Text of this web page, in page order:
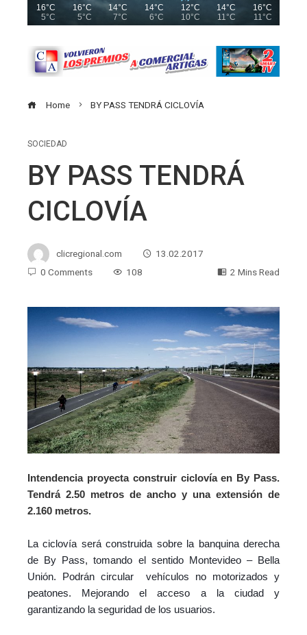
16°C
5°C
16°C
5°C
14°C
7°C
14°C
6°C
12°C
10°C
14°C
11°C
16°C
11°C
Home BY PASS TENDRÁ CICLOVÍA
SOCIEDAD
BY PASS TENDRÁ
CICLOVÍA
clicregional.com
13.02.2017
0 Comments
108 2 Mins Read
Intendencia proyecta construir ciclovía en By Pass.
Tendrá 2.50 metros de ancho y una extensión de
2.160 metros.
La ciclovía será construida sobre la banquina derecha
de By Pass, tomando el sentido Montevideo – Bella
Unión. Podrán circular vehículos no motorizados y
peatones. Mejorando el acceso a la ciudad y
garantizando la seguridad de los usuarios.